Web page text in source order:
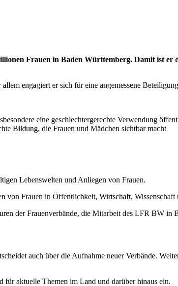
Frauen in Baden Württemberg. Damit ist er
engagiert er sich für eine angemessene
eine geschlechtergerechte Verwendung
Bildung, die Frauen und Mädchen sichtbar macht
Lebenswelten und Anliegen von Frauen.
von Frauen in Öffentlichkeit, Wirtschaft,
der Frauenverbände, die Mitarbeit des LFR BW in
auch über die Aufnahme neuer Verbände.
für aktuelle Themen im Land und darüber hinaus ein.